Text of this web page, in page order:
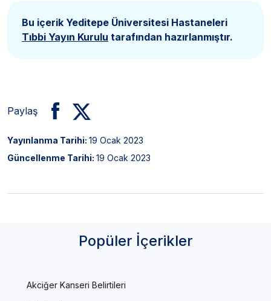
Bu içerik Yeditepe Üniversitesi Hastaneleri
Tıbbi Yayın Kurulu tarafından hazırlanmıştır.
Paylaş
Yayınlanma Tarihi: 19 Ocak 2023
Güncellenme Tarihi: 19 Ocak 2023
Popüler İçerikler
Akciğer Kanseri Belirtileri